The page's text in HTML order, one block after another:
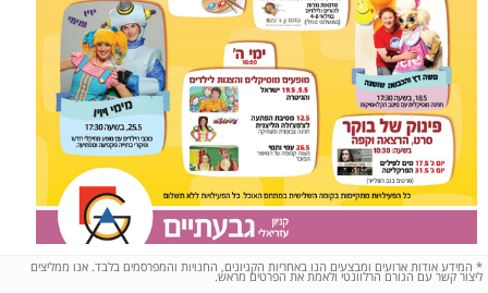
* המידע אודות ארועים ומבצעים הנו באחריות הקניונים, החנויות והמפרסמים בלבד. אנו ממליצים
ליצור קשר עם הגורם הרלוונטי ולאמת את הפרטים מראש.